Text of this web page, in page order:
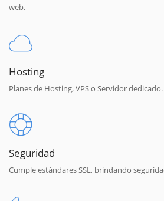
web.
Hosting
Planes de Hosting, VPS o Servidor
Seguridad
Cumple estándares SSL, brindando